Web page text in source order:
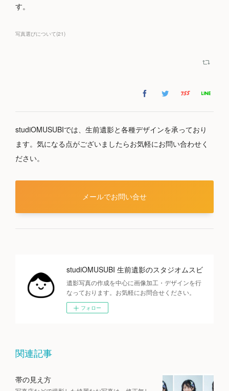
す。
写真選びについて(21)
studiOMUSUBIでは、生前遺影と各種デザインを承っており
ます。気になる点がございましたらお気軽にお問い合わせく
ださい。
メールでお問い合せ
studiOMUSUBI 生前遺影のスタジオムスビ
遺影写真の作成を中心に画像加工・デザインを行
なっております。お気軽にお問合せください。
フォロー
関連記事
帯の見え方